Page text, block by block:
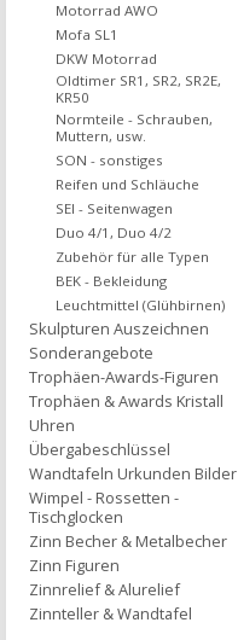
Motorrad AWO
Mofa SL1
DKW Motorrad
Oldtimer SR1, SR2, SR2E,
KR50
Normteile - Schrauben,
Muttern, usw.
SON - sonstiges
Reifen und Schläuche
SEI - Seitenwagen
Duo 4/1, Duo 4/2
Zubehör für alle Typen
BEK - Bekleidung
Leuchtmittel (Glühbirnen)
Skulpturen Auszeichnen
Sonderangebote
Trophäen-Awards-Figuren
Trophäen & Awards Kristall
Uhren
Übergabeschlüssel
Wandtafeln Urkunden Bilder
Wimpel - Rossetten -
Tischglocken
Zinn Becher & Metalbecher
Zinn Figuren
Zinnrelief & Alurelief
Zinnteller & Wandtafel